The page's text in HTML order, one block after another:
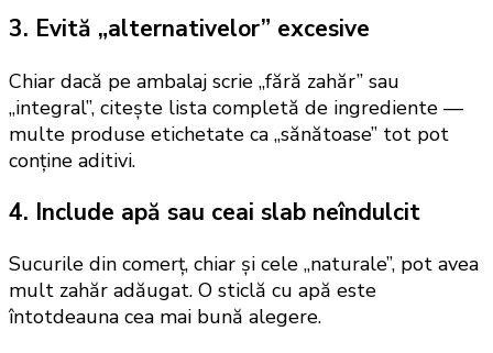
3. Evită „alternativelor” excesive
Chiar dacă pe ambalaj scrie „fără zahăr” sau
„integral”, citește lista completă de ingrediente —
multe produse etichetate ca „sănătoase” tot pot
conține aditivi.
4. Include apă sau ceai slab neîndulcit
Sucurile din comerț, chiar și cele „naturale”, pot avea
mult zahăr adăugat. O sticlă cu apă este
întotdeauna cea mai bună alegere.